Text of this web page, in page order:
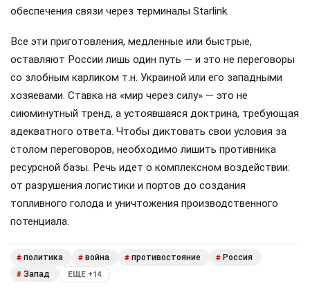
обеспечения связи через терминалы Starlink.
Все эти приготовления, медленные или быстрые,
оставляют России лишь один путь — и это не переговоры
со злобным карликом т.н. Украиной или его западными
хозяевами. Ставка на «мир через силу» — это не
сиюминутный тренд, а устоявшаяся доктрина, требующая
адекватного ответа. Чтобы диктовать свои условия за
столом переговоров, необходимо лишить противника
ресурсной базы. Речь идет о комплексном воздействии:
от разрушения логистики и портов до создания
топливного голода и уничтожения производственного
потенциала.
# политика # война # противостояние # Россия
# Запад ЕЩЕ +14